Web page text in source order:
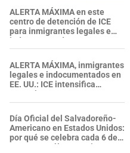
ALERTA MÁXIMA en este
centro de detención de ICE
para inmigrantes legales e
indocumentados en EE. UU.:
SALVADOREÑO falleció tras
sufrir una "emergencia
médica"
ALERTA MÁXIMA, inmigrantes
legales e indocumentados en
EE. UU.: ICE intensifica
operativos en aeropuertos y
arresta a NUMEROSOS
EXTRANJEROS en un solo día
Día Oficial del Salvadoreño-
Americano en Estados Unidos:
por qué se celebra cada 6 de
agosto y cuál es su origen